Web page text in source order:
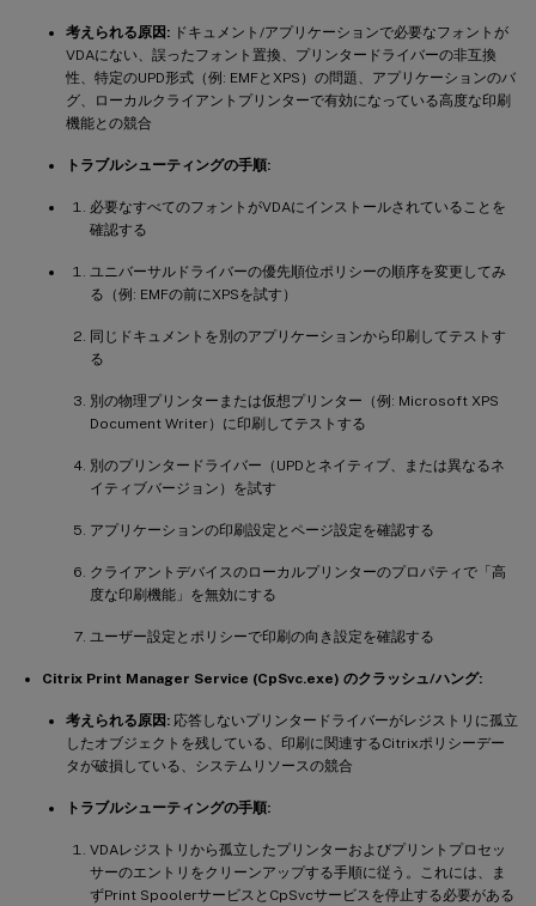
**ポリシーの競合 / 設定の無視 **
**考えられる原因 :** GPO設定がCitrixポリシーを
- **トラブルシューティングの手順
1.
Citrixグループポリシーモデリングウィザ
1.
  Studio
/
1. VDA上のポリシー処理結果を調査する（例:
** ドライバーの問題（全般 - 互換性、破損、マッ
** 考えられる原因:**
**トラブルシューティングの手順:**
1.
適用されたポリシーに基づいて、正しいドラ
1. CVADおよび VDA OS
-
1.
問題のあるドライバーをクリーン再インスト
1.
VDA にインストールされているドライバーの
印刷速度の低下 /
**トラブルシューティングの手順:**
1.
VDA 、クライアント、およびプリントサーバ
考えられる原因: ドキュメント/アプリケーションで必要なフォントが
VDAにない、誤ったフォント置換、プリンタードライバーの非互換
性、特定のUPD形式（例: EMFとXPS）の問題、アプリケーションのバ
グ、ローカルクライアントプリンターで有効になっている高度な印刷
機能との競合
トラブルシューティングの手順:
必要なすべてのフォントがVDAにインストールされていることを
確認する
ユニバーサルドライバーの優先順位ポリシーの順序を変更してみ
る（例: EMFの前にXPSを試す）
同じドキュメントを別のアプリケーションから印刷してテストす
る
別の物理プリンターまたは仮想プリンター（例: Microsoft XPS
Document Writer）に印刷してテストする
別のプリンタードライバー（UPDとネイティブ、または異なるネ
イティブバージョン）を試す
アプリケーションの印刷設定とページ設定を確認する
クライアントデバイスのローカルプリンターのプロパティで「高
度な印刷機能」を無効にする
ユーザー設定とポリシーで印刷の向き設定を確認する
Citrix Print Manager Service (CpSvc.exe) のクラッシュ/ハング:
考えられる原因: 応答しないプリンタードライバーがレジストリに孤立
したオブジェクトを残している、印刷に関連するCitrixポリシーデー
タが破損している、システムリソースの競合
トラブルシューティングの手順:
VDAレジストリから孤立したプリンターおよびプリントプロセッ
サーのエントリをクリーンアップする手順に従う。これには、ま
ずPrint SpoolerサービスとCpSvcサービスを停止する必要がある